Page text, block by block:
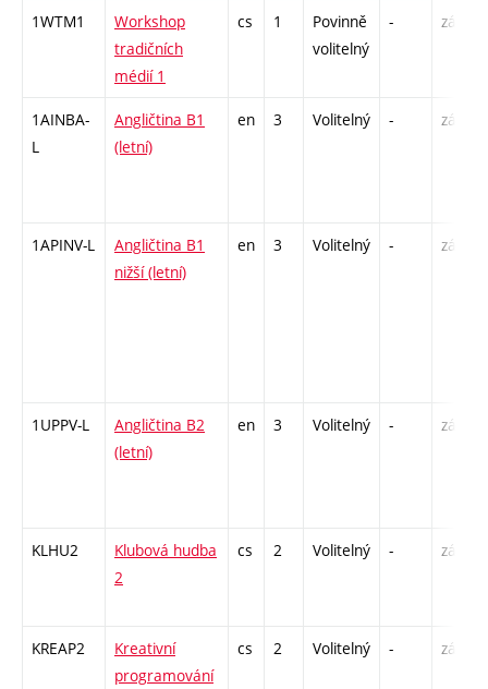
1WTM1
Workshop
tradičních
médií 1
cs 1
Povinně
volitelný
- zá
1AINBA-
L
Angličtina B1
(letní)
en 3 Volitelný - zá,zk
1APINV-L
Angličtina B1
nižší (letní)
en 3 Volitelný - zá
1UPPV-L
Angličtina B2
(letní)
en 3 Volitelný - zá,zk
KLHU2
Klubová hudba
2
cs 2 Volitelný - zá
KREAP2
Kreativní
programování
cs 2 Volitelný - zá